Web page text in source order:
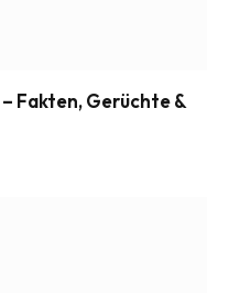
Fakten, Gerüchte &